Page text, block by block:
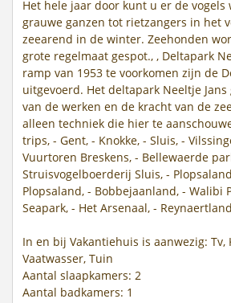
Het hele jaar door kunt u er de vogels
grauwe ganzen tot rietzangers in het
zeearend in de winter. Zeehonden
grote regelmaat gespot., , Deltapark
ramp van 1953 te voorkomen zijn de
uitgevoerd. Het deltapark Neeltje
van de werken en de kracht van de
alleen techniek die hier te
trips, - Gent, - Knokke, - Sluis, -
Vuurtoren Breskens, - Bellewaerde
Struisvogelboerderij Sluis, -
Plopsaland, - Bobbejaanland, - Walibi
Seapark, - Het Arsenaal, - Reynaertland
In en bij Vakantiehuis is aanwezig: Tv,
Vaatwasser, Tuin
Aantal slaapkamers: 2
Aantal badkamers: 1